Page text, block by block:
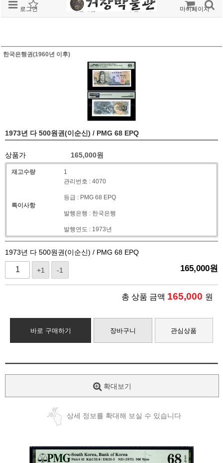
로그인 회원가입 주문조회 마이페이지
한국은행권(1960년 이후)
1973년 다 500원권(이순신) / PMG 68 EPQ
상품가 165,000원
재고수량 1
특이사항
관리번호 : 4070
등급 : PMG 68 EPQ
발행은행 : 한국은행
발행연도 : 1973년
1973년 다 500원권(이순신) / PMG 68 EPQ
+1 -1 165,000원
총 상품 금액 165,000 원
바로 구매하기 장바구니 관심상품
확대보기
상세 정보를 확대해 보실 수 있습니다